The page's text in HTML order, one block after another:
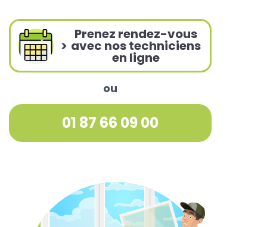
>
Prenez rendez-vous
avec nos techniciens
en ligne
ou
01 87 66 09 00